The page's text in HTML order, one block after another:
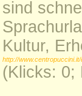
sind
Kultur,
http://
(Klicks: 0;